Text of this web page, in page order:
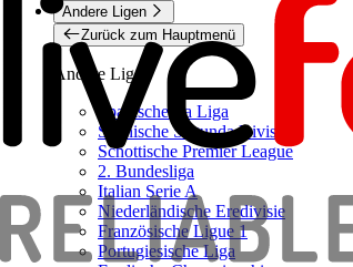
Andere Ligen
Zurück zum Hauptmenü
Andere Ligen
Spanische La Liga
Spanische Segunda Division
Schottische Premier League
2. Bundesliga
Italian Serie A
Niederländische Eredivisie
Französische Ligue 1
Portugiesische Liga